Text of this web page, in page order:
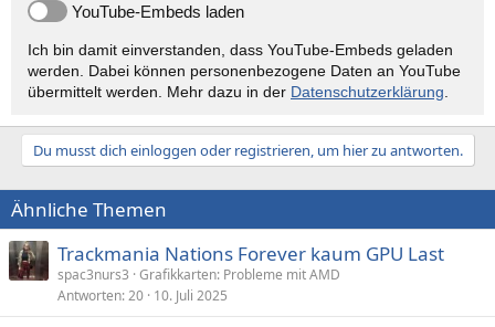
YouTube-Embeds laden
Ich bin damit einverstanden, dass YouTube-Embeds geladen
werden. Dabei können personen­bezogene Daten an YouTube
übermittelt werden. Mehr dazu in der Datenschutzerklärung
Du musst dich einloggen oder registrieren, um hier zu antworten.
Ähnliche Themen
Trackmania Nations Forever kaum GPU Last
spac3nurs3 Grafikkarten: Probleme mit AMD
Antworten 20 10. Juli 2025